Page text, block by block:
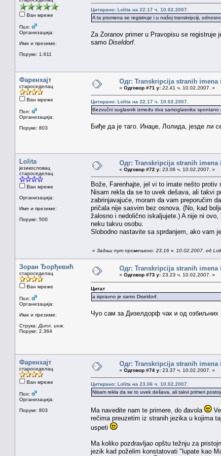
Ван мреже
Пол:
Организација:
Име и презиме:
Поруке: 1.611
Цитирано: Lolita на 22.17 ч. 10.02.2007.
A ta promena se registruje i u našoj transkripciji,
Za Zoranov primer u Pravopisu se registruje
samo Diseldorf.
Фаренхајт
староседелац
Ван мреже
Пол:
Организација:
Поруке: 803
Одг: Transkripcija stranih imena
« Одговор #71 у: 22.41 ч. 10.02.2007. »
Цитирано: Lolita на 22.17 ч. 10.02.2007.
Bezvučni suglasnik između dva samoglasnika spontano
Биђе да је таго. Инаџе, Лолида, језде ли
Lolita
језикословац
староседелац
Ван мреже
Организација:
Име и презиме:
Поруке: 500
Одг: Transkripcija stranih imena
« Одговор #72 у: 23.06 ч. 10.02.2007. »
Bože, Farenhajte, jel vi to imate nešto
Nisam rekla da se to uvek dešava, ali takvi
zabrinjavajuće, moram da vam preporučim
pričala nije sasvim bez osnova. (No, kad
žalosno i nedolično iskaljujete.) A nije ni
neku takvu osobu.
Slobodno nastavite sa sprdanjem, ako vam
« Задњи пут промењено: 23.16 ч. 10.02.2007. од
Зоран Ђорђевић
староседелац
Ван мреже
Пол:
Организација:
Име и презиме:
Струка: Дипл. инж.
Поруке: 2.364
Одг: Transkripcija stranih imena
« Одговор #73 у: 23.23 ч. 10.02.2007. »
Цитат
a ispravno je samo Diseldorf.
Чуо сам за Дизелдорф чак и од озбиљних
Фаренхајт
староседелац
Ван мреже
Пол:
Организација:
Поруке: 803
Одг: Transkripcija stranih imena
« Одговор #74 у: 23.37 ч. 10.02.2007. »
Цитирано: Lolita на 23.06 ч. 10.02.2007.
Nisam rekla da se to uvek dešava, ali takvi primeri
Ma navedite nam te primere, do đavola
rečima preuzetim iz stranih jezika u kojima
uspeti
Ma koliko pozdravljao opštu težnju za
jezik kad poželim konstatovati "lupate kao